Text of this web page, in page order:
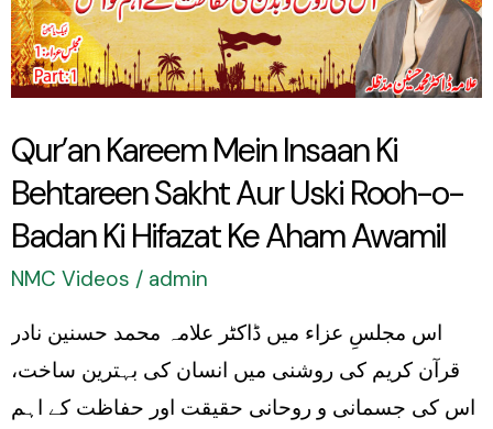
Qur’an Kareem Mein Insaan Ki
Behtareen Sakht Aur Uski Rooh-o-
Badan Ki Hifazat Ke Aham Awamil
NMC Videos / admin
اس مجلسِ عزاء میں ڈاکٹر علامہ محمد حسنین نادر
قرآن کریم کی روشنی میں انسان کی بہترین ساخت،
اس کی جسمانی و روحانی حقیقت اور حفاظت کے اہم
Behtareen
Sakht
Uski
Rooh-
o-
Hifazat
Ke
Aham